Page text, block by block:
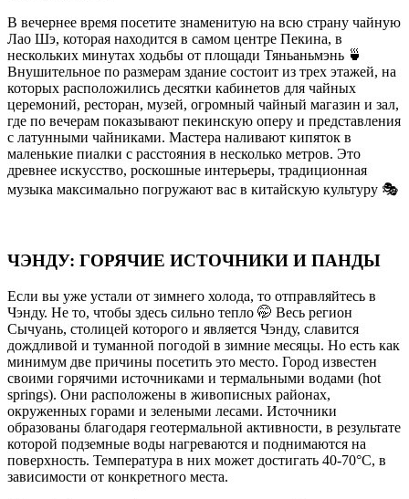
В вечернее время посетите знаменитую на всю страну чайную
Лао Шэ, которая находится в самом центре Пекина, в
нескольких минутах ходьбы от площади Тяньаньмэнь 🍵
Внушительное по размерам здание состоит из трех этажей, на
которых расположились десятки кабинетов для чайных
церемоний, ресторан, музей, огромный чайный магазин и зал,
где по вечерам показывают пекинскую оперу и представления
с латунными чайниками. Мастера наливают кипяток в
маленькие пиалки с расстояния в несколько метров. Это
древнее искусство, роскошные интерьеры, традиционная
музыка максимально погружают вас в китайскую культуру 🎭
ЧЭНДУ: ГОРЯЧИЕ ИСТОЧНИКИ И ПАНДЫ
Если вы уже устали от зимнего холода, то отправляйтесь в
Чэнду. Не то, чтобы здесь сильно тепло 🤭 Весь регион
Сычуань, столицей которого и является Чэнду, славится
дождливой и туманной погодой в зимние месяцы. Но есть как
минимум две причины посетить это место. Город известен
своими горячими источниками и термальными водами (hot
springs). Они расположены в живописных районах,
окруженных горами и зелеными лесами. Источники
образованы благодаря геотермальной активности, в результате
которой подземные воды нагреваются и поднимаются на
поверхность. Температура в них может достигать 40-70°C, в
зависимости от конкретного места.